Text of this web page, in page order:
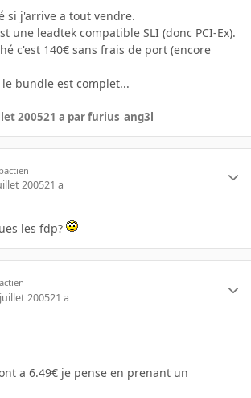
si j'arrive a tout vendre.
une leadtek compatible SLI (donc PCI-Ex).
c'est 140€ sans frais de port (encore
bundle est complet...
200521 a par furius_ang3l
200521 a
les fdp?
200521 a
a 6.49€ je pense en prenant un